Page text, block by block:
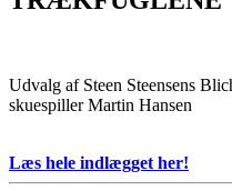
Udvalg af Steen Steensens
skuespiller Martin Hansen
Læs hele indlægget her!